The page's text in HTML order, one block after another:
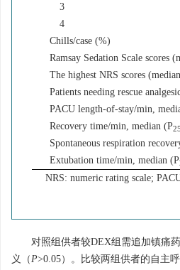
3
4
Chills/case (%)
Ramsay Sedation Scale scores
The highest NRS scores
Patients needing rescue
PACU length-of-stay/min,
Recovery time/min, median (P25
Spontaneous respiration
Extubation time/min, median (P
NRS: numeric rating scale;
对照组供者较DEX组需追加镇痛
义（P>0.05）。比较两组供者的自主